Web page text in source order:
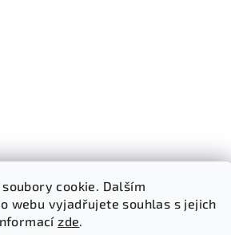
cookie. Dalším
webu vyjadřujete souhlas s jejich
zde.
na Instagramu